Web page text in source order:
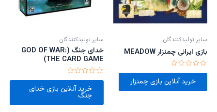
سایر تولیدکنندگان
بازی ایرانی چمنزار MEADOW
امتیاز
5
خرید آنلاین بازی چمنزار
سایر تولیدکنندگان
خدای جنگ (GOD OF WAR:
THE CARD GAME)
امتیاز
خرید آنلاین بازی خدای
جنگ